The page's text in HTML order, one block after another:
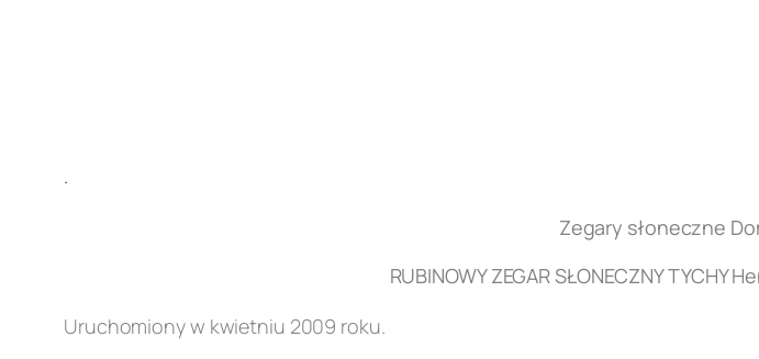
.
Zegary słoneczne
RUBINOWY ZEGAR SŁONECZNY
Uruchomiony w kwietniu 2009 roku.